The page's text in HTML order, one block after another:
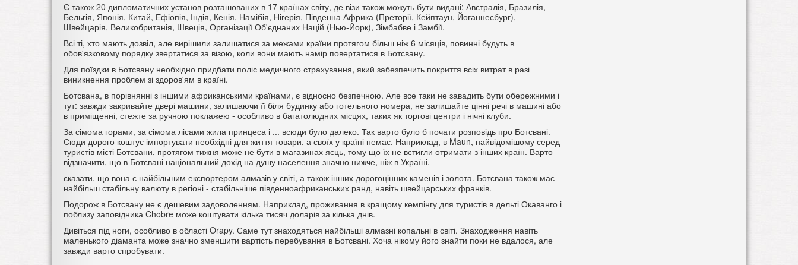
Є також 20 дипломатичних установ розташованих в 17 країнах світу, де візи також можуть бути видані: Австралія, Бразилія,
Бельгія, Японія, Китай, Ефіопія, Індія, Кенія, Намібія, Нігерія, Південна Африка (Преторії, Кейптаун, Йоганнесбург),
Швейцарія, Великобританія, Швеція, Організації Об'єднаних Націй (Нью-Йорк), Зімбабве і Замбії.
Всі ті, хто мають дозвіл, але вирішили залишатися за межами країни протягом більш ніж 6 місяців, повинні будуть в
обов'язковому порядку звертатися за візою, коли вони мають намір повертатися в Ботсвану.
Для поїздки в Ботсвану необхідно придбати поліс медичного страхування, який забезпечить покриття всіх витрат в разі
виникнення проблем зі здоров'ям в країні.
Ботсвана, в порівнянні з іншими африканськими країнами, є відносно безпечною. Але все таки не завадить бути обережними і
тут: завжди закривайте двері машини, залишаючи її біля будинку або готельного номера, не залишайте цінні речі в машині або
в приміщенні, стежте за ручною поклажею - особливо в багатолюдних місцях, таких як торгові центри і нічні клуби.
За сімома горами, за сімома лісами жила принцеса і ... всюди було далеко. Так варто було б почати розповідь про Ботсвані.
Сюди дорого коштує імпортувати необхідні для життя товари, а своїх у країні немає. Наприклад, в Maun, найвідомішому серед
туристів місті Ботсвани, протягом тижня може не бути в магазинах яєць, тому що їх не встигли отримати з інших країн. Варто
відзначити, що в Ботсвані національний дохід на душу населення значно нижче, ніж в Україні.
сказати, що вона є найбільшим експортером алмазів у світі, а також інших дорогоцінних каменів і золота. Ботсвана також має
найбільш стабільну валюту в регіоні - стабільніше південноафриканських ранд, навіть швейцарських франків.
Подорож в Ботсвану не є дешевим задоволенням. Наприклад, проживання в кращому кемпінгу для туристів в дельті Окаванго і
поблизу заповідника Chobre може коштувати кілька тисяч доларів за кілька днів.
Дивіться під ноги, особливо в області Orapy. Саме тут знаходяться найбільші алмазні копальні в світі. Знаходження навіть
маленького діаманта може значно зменшити вартість перебування в Ботсвані. Хоча нікому його знайти поки не вдалося, але
завжди варто спробувати.